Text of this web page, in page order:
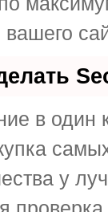
в один
у